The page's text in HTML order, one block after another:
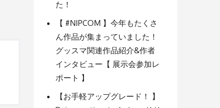
た！
【 #NIPCOM 】今年もたくさ
ん作品が集まっていました！
グッスマ関連作品紹介&作者
インタビュー【 展示会参加レ
ポート 】
【お手軽アップグレード！ 】